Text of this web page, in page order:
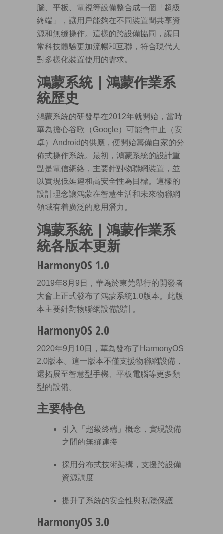
腦、平板、電視等設備整合成一個「超級
終端」，讓用戶能夠在不同裝置間共享資
源和無縫操作。這樣的跨設備協同，讓日
常科技體驗更加流暢和互聯，符合現代人
對多樣化裝置使用的需求。
鴻蒙系統｜ 鴻蒙作業系
統歷史
鴻蒙系統的研發早在2012年就開始，當時
華為擔心谷歌（Google）可能會中止（安
卓）Android的供應，便開始籌備自家的分
佈式操作系統。最初，鴻蒙系統的設計重
點是電信網絡，主要針對物聯網裝置，並
以實現低延遲和高安全性為目標。這樣的
設計理念讓鴻蒙在智慧生活和未來物聯網
領域有着廣泛的應用潛力。
鴻蒙系統｜ 鴻蒙作業系
統各版本更新
HarmonyOS 1.0
2019年8月9日，華為於東莞舉行的開發者
大會上正式發布了鴻蒙系統1.0版本。此版
本主要針對物聯網設備設計。
HarmonyOS 2.0
2020年9月10日，華為發布了HarmonyOS
2.0版本。這一版本不僅支援物聯網設備，
還拓展至智慧型手機、平板電腦等更多類
型的設備。
主要特色
引入「超級終端」概念，實現設備
之間的無縫連接
採用分布式技術架構，支援跨設備
資源調度
提升了系統的安全性與私隱保護
HarmonyOS 3.0